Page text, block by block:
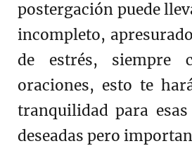
postergación puede
incompleto,
de estrés, siempre
oraciones, esto te
tranquilidad para
deseadas pero